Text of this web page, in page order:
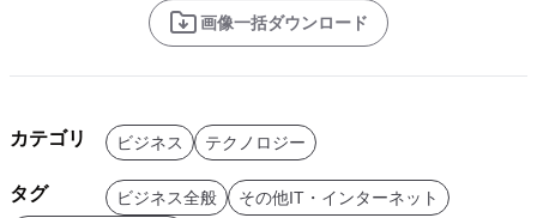
画像一括ダウンロード
カテゴリ ビジネス テクノロジー
タグ ビジネス全般
その他IT・インターネット